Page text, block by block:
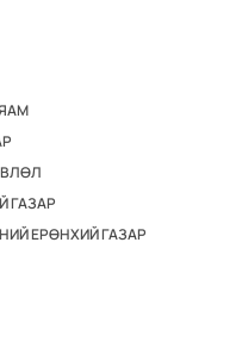
ГАЗАР
ЕРӨНХИЙ ГАЗАР